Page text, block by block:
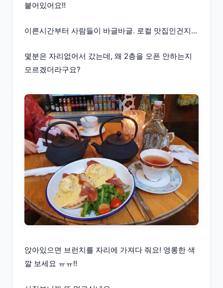
붙어있어요!!
이른시간부터 사람들이 바글바글. 로컬 맛집인건지...
몇분은 자리없어서 갔는데, 왜 2층을 오픈 안하는지
모르겠더라구요?
앉아있으면 브런치를 자리에 가져다 줘요! 영롱한 색
깔 보세요 ㅠㅠ!!